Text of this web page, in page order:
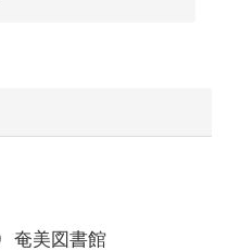
奄美図書館